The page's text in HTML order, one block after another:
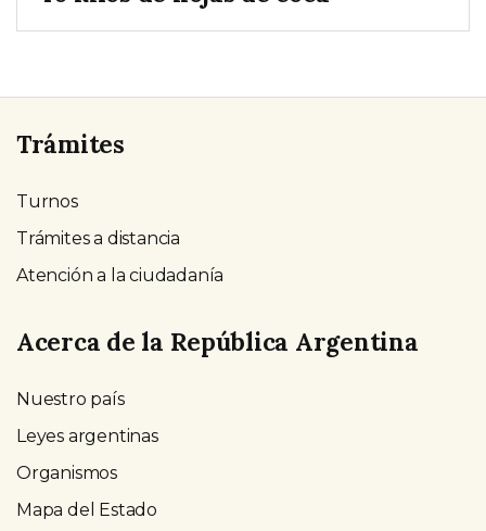
Trámites
Turnos
Trámites a distancia
Atención a la ciudadanía
Acerca de la República Argentina
Nuestro país
Leyes argentinas
Organismos
Mapa del Estado